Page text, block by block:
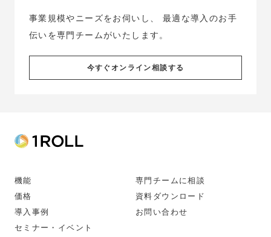
事業規模やニーズをお伺いし、
最適な導入のお手
伝いを専門チームがいたします。
今すぐオンライン相談する
機能
価格
導入事例
セミナー・イベント
専門チームに相談
資料ダウンロード
お問い合わせ